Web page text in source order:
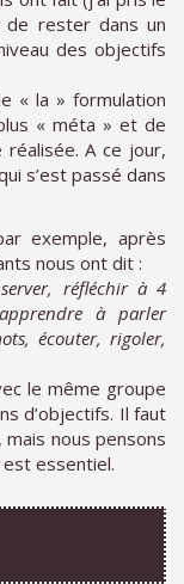
de rester dans un
des objectifs
« la » formulation
« méta » et de
A ce jour,
s’est passé dans
exemple, après
nous ont dit :
réfléchir à 4
à parler
écouter, rigoler,
le même groupe
d’objectifs. Il faut
nous pensons
essentiel.